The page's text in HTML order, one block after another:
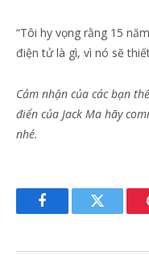
“Tôi hy vọng rằng 15
điện tử là gì, vì nó sẽ
Cảm nhận của các bạn
điển của Jack Ma hãy
nhé.
FacebookTwitter